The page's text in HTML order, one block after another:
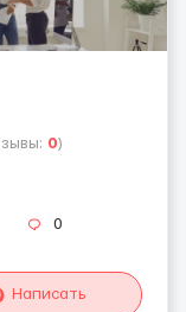
0)
0
Написать